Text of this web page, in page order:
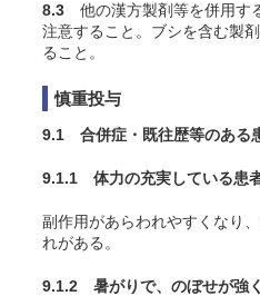
8.3 他の漢方製剤等を併用す
注意すること。ブシを含む製
ること。
慎重投与
9.1 合併症・既往歴等のある
9.1.1 体力の充実している患
副作用があらわれやすくなり
れがある。
9.1.2 暑がりで、のぼせが強